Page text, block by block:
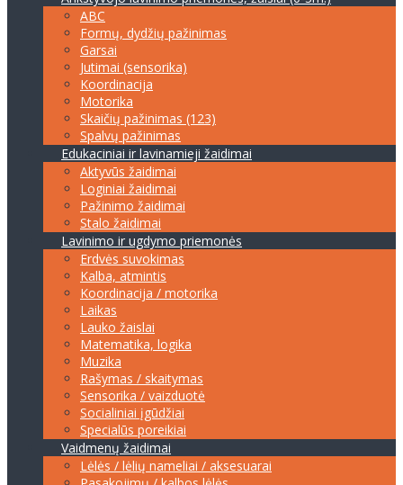
ABC
Formų, dydžių pažinimas
Garsai
Jutimai (sensorika)
Koordinacija
Motorika
Skaičių pažinimas (123)
Spalvų pažinimas
Edukaciniai ir lavinamieji žaidimai
Aktyvūs žaidimai
Loginiai žaidimai
Pažinimo žaidimai
Stalo žaidimai
Lavinimo ir ugdymo priemonės
Erdvės suvokimas
Kalba, atmintis
Koordinacija / motorika
Laikas
Lauko žaislai
Matematika, logika
Muzika
Rašymas / skaitymas
Sensorika / vaizduotė
Socialiniai įgūdžiai
Specialūs poreikiai
Vaidmenų žaidimai
Lėlės / lėlių nameliai / aksesuarai